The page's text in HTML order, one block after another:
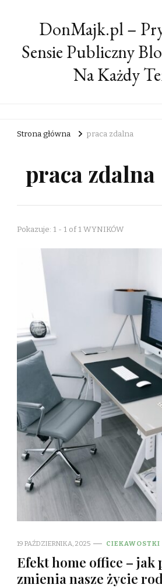
DonMajk.pl –
Sensie Publiczny
Na Każdy
Strona główna praca zdalna
praca zdalna
Pokazuje: 1 - 1 of 1 WYNIKÓW
19 PAŹDZIERNIKA, 2025 CIEKAWOSTKI
Efekt home office – jak
zmienia nasze życie